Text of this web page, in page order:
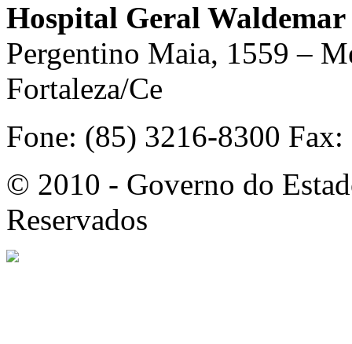
Hospital Geral
Pergentino Maia, 1559 –
Fortaleza/Ce
Fone: (85) 3216-8300
© 2010 - Governo do
Reservados